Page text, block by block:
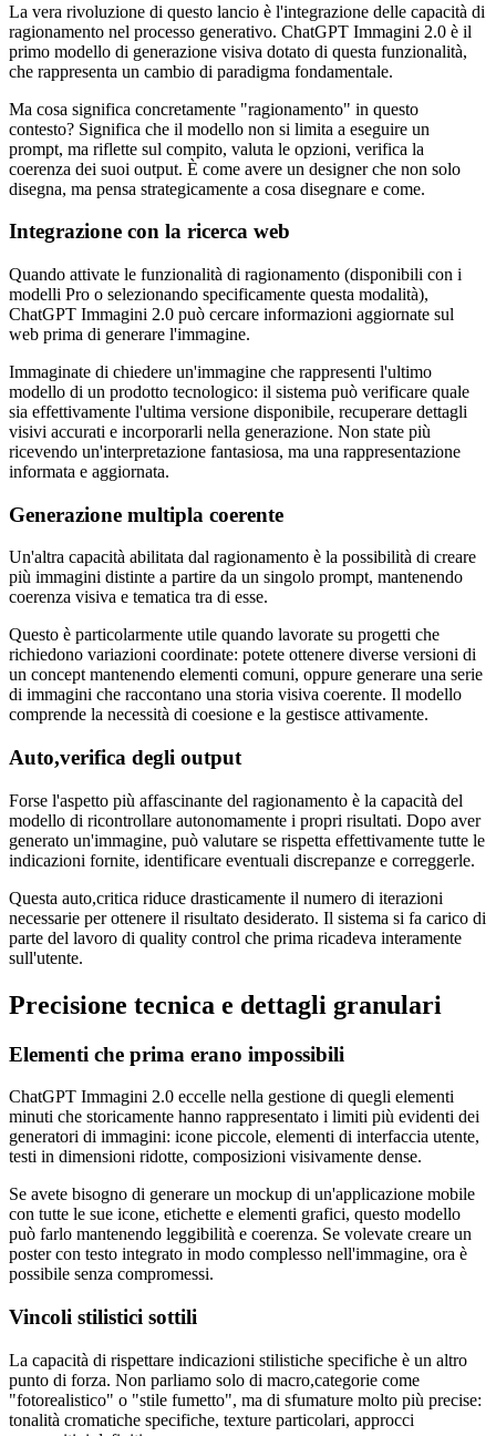
La vera rivoluzione di questo lancio è l'integrazione delle capacità di
ragionamento nel processo generativo. ChatGPT Immagini 2.0 è il
primo modello di generazione visiva dotato di questa funzionalità,
che rappresenta un cambio di paradigma fondamentale.
Ma cosa significa concretamente "ragionamento" in questo
contesto? Significa che il modello non si limita a eseguire un
prompt, ma riflette sul compito, valuta le opzioni, verifica la
coerenza dei suoi output. È come avere un designer che non solo
disegna, ma pensa strategicamente a cosa disegnare e come.
Integrazione con la ricerca web
Quando attivate le funzionalità di ragionamento (disponibili con i
modelli Pro o selezionando specificamente questa modalità),
ChatGPT Immagini 2.0 può cercare informazioni aggiornate sul
web prima di generare l'immagine.
Immaginate di chiedere un'immagine che rappresenti l'ultimo
modello di un prodotto tecnologico: il sistema può verificare quale
sia effettivamente l'ultima versione disponibile, recuperare dettagli
visivi accurati e incorporarli nella generazione. Non state più
ricevendo un'interpretazione fantasiosa, ma una rappresentazione
informata e aggiornata.
Generazione multipla coerente
Un'altra capacità abilitata dal ragionamento è la possibilità di creare
più immagini distinte a partire da un singolo prompt, mantenendo
coerenza visiva e tematica tra di esse.
Questo è particolarmente utile quando lavorate su progetti che
richiedono variazioni coordinate: potete ottenere diverse versioni di
un concept mantenendo elementi comuni, oppure generare una serie
di immagini che raccontano una storia visiva coerente. Il modello
comprende la necessità di coesione e la gestisce attivamente.
Auto,verifica degli output
Forse l'aspetto più affascinante del ragionamento è la capacità del
modello di ricontrollare autonomamente i propri risultati. Dopo aver
generato un'immagine, può valutare se rispetta effettivamente tutte le
indicazioni fornite, identificare eventuali discrepanze e correggerle.
Questa auto,critica riduce drasticamente il numero di iterazioni
necessarie per ottenere il risultato desiderato. Il sistema si fa carico di
parte del lavoro di quality control che prima ricadeva interamente
sull'utente.
Precisione tecnica e dettagli granulari
Elementi che prima erano impossibili
ChatGPT Immagini 2.0 eccelle nella gestione di quegli elementi
minuti che storicamente hanno rappresentato i limiti più evidenti dei
generatori di immagini: icone piccole, elementi di interfaccia utente,
testi in dimensioni ridotte, composizioni visivamente dense.
Se avete bisogno di generare un mockup di un'applicazione mobile
con tutte le sue icone, etichette e elementi grafici, questo modello
può farlo mantenendo leggibilità e coerenza. Se volevate creare un
poster con testo integrato in modo complesso nell'immagine, ora è
possibile senza compromessi.
Vincoli stilistici sottili
La capacità di rispettare indicazioni stilistiche specifiche è un altro
punto di forza. Non parliamo solo di macro,categorie come
"fotorealistico" o "stile fumetto", ma di sfumature molto più precise:
tonalità cromatiche specifiche, texture particolari, approcci